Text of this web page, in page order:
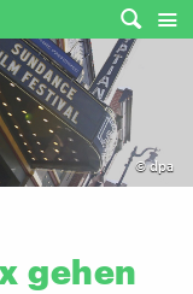
©dpa
gehen